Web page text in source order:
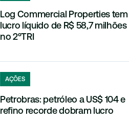
Log Commercial Properties tem
lucro líquido de R$ 58,7 milhões
no 2ºTRI
AÇÕES
Petrobras: petróleo a US$ 104 e
refino recorde dobram lucro